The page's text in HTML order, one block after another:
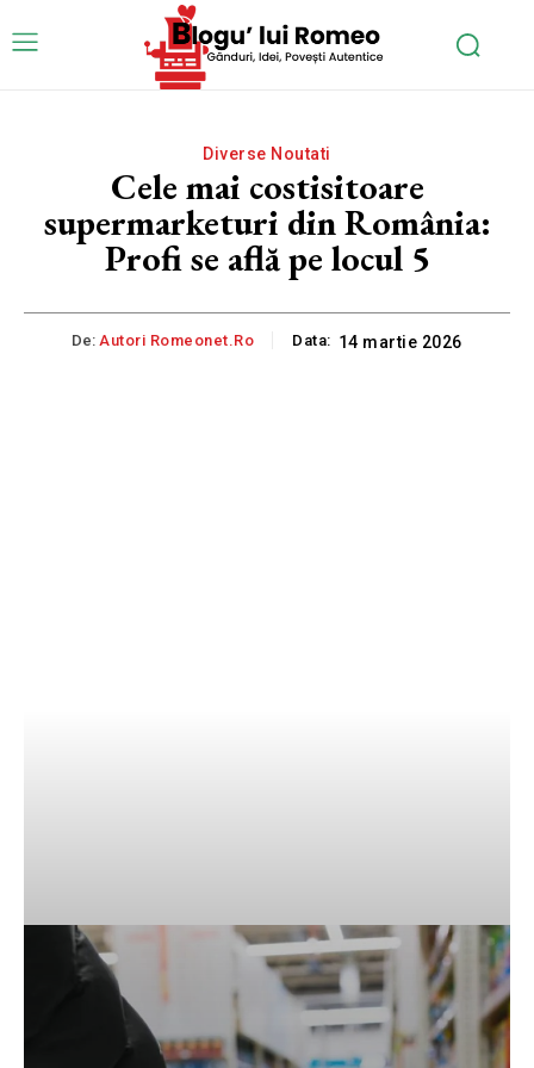
Diverse Noutati
Cele mai costisitoare
supermarketuri din România:
Profi se află pe locul 5
De: Autori Romeonet.ro Data: 14 martie 2026